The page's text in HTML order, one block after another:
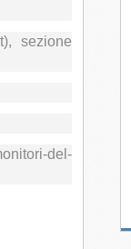
sezione
del-